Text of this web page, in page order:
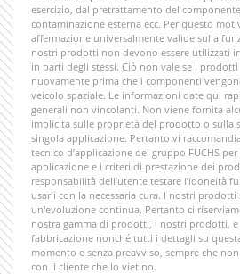
esercizio, dal pretrattamento del
contaminazione esterna ecc. Per questo
affermazione universalmente valide sulla
nostri prodotti non devono essere utilizzati
in parti degli stessi. Ciò non vale se i
nuovamente prima che i componenti
veicolo spaziale. Le informazioni date qui
generali non vincolanti. Non viene fornita
implicita sulle proprietà del prodotto o sulla
singola applicazione. Pertanto vi
tecnico d’applicazione del gruppo FUCHS
applicazione e i criteri di prestazione dei
responsabilità dell’utente testare l’idoneità
usarli con la necessaria cura. I nostri
un'evoluzione continua. Pertanto ci
nostra gamma di prodotti, i nostri prodotti, e
fabbricazione nonché tutti i dettagli su
momento e senza preavviso, sempre che
con il cliente che lo vietino.